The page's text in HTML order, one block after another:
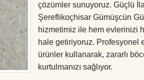
çözümler sunuyoruz. Güçlü
Şereflikoçhisar Gümüşcün
hizmetimiz ile hem evlerinizi
hale getiriyoruz. Profesyonel
ürünler kullanarak, zararlı
kurtulmanızı sağlıyor.